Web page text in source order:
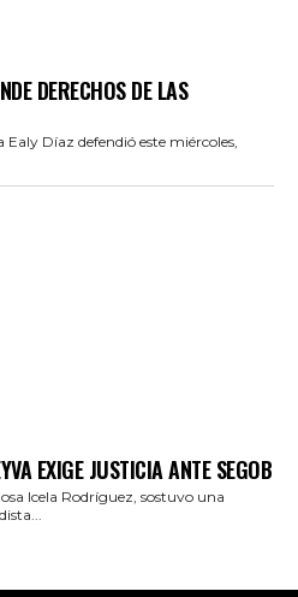
DERECHOS DE LAS
Ealy Díaz defendió este miércoles,
EXIGE JUSTICIA ANTE SEGOB
Icela Rodríguez, sostuvo una